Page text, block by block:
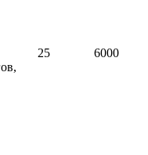
25 6000